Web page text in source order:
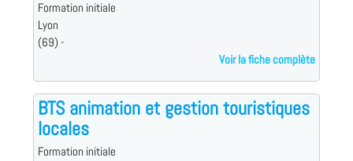
Formation initiale
Lyon
(69) -
Voir la fiche complète
BTS animation et gestion touristiques
locales
Formation initiale